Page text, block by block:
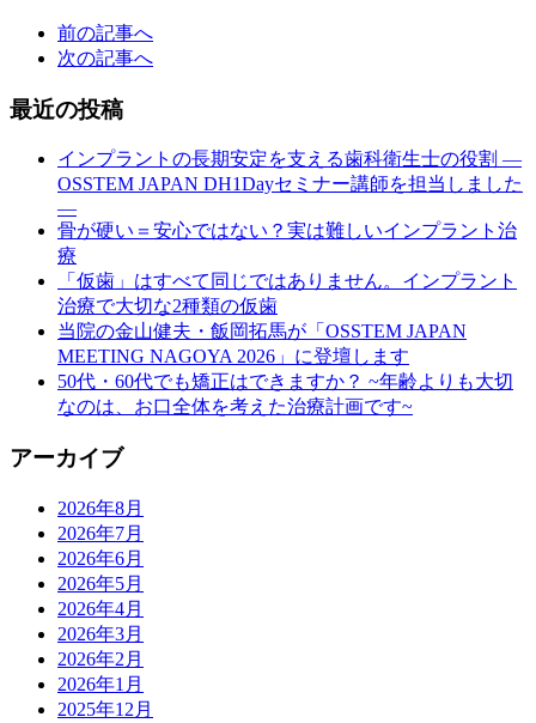
前の記事へ
次の記事へ
最近の投稿
インプラントの長期安定を支える歯科衛生士の役割 ―
OSSTEM JAPAN DH1Dayセミナー講師を担当しました
―
骨が硬い＝安心ではない？実は難しいインプラント治
療
「仮歯」はすべて同じではありません。インプラント
治療で大切な2種類の仮歯
当院の金山健夫・飯岡拓馬が「OSSTEM JAPAN
MEETING NAGOYA 2026」に登壇します
50代・60代でも矯正はできますか？ ~年齢よりも大切
なのは、お口全体を考えた治療計画です~
アーカイブ
2026年8月
2026年7月
2026年6月
2026年5月
2026年4月
2026年3月
2026年2月
2026年1月
2025年12月